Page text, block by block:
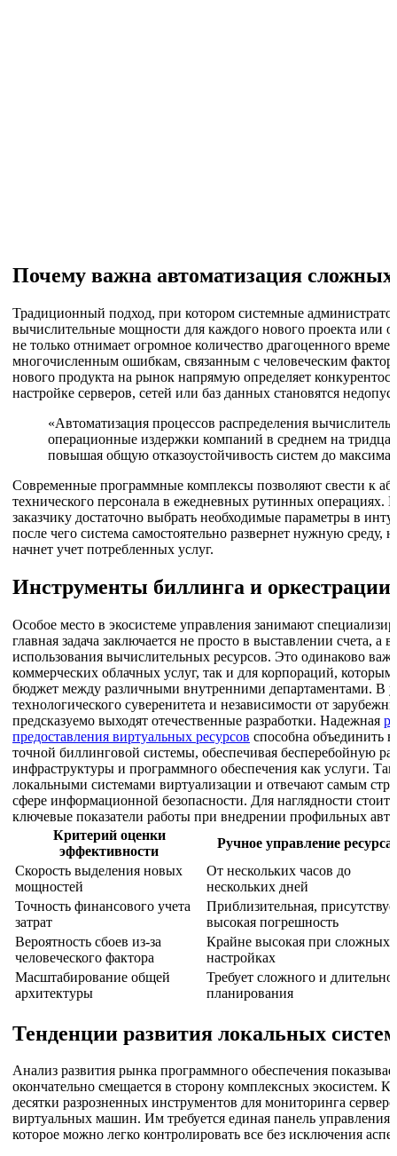
Почему важна автоматизация сложных
Традиционный подход, при котором системные
вычислительные мощности для каждого нового проекта или
не только отнимает огромное количество драгоценного
многочисленным ошибкам, связанным с человеческим
нового продукта на рынок напрямую определяет
настройке серверов, сетей или баз данных становятся
«Автоматизация процессов распределения
операционные издержки компаний в среднем на
повышая общую отказоустойчивость систем до
Современные программные комплексы позволяют свести к
технического персонала в ежедневных рутинных операциях.
заказчику достаточно выбрать необходимые параметры в
после чего система самостоятельно развернет нужную среду,
начнет учет потребленных услуг.
Инструменты биллинга и
Особое место в экосистеме управления занимают
главная задача заключается не просто в выставлении счета, а
использования вычислительных ресурсов. Это одинаково
коммерческих облачных услуг, так и для корпораций,
бюджет между различными внутренними департаментами. В
технологического суверенитета и независимости от
предсказуемо выходят отечественные разработки. Надежная
предоставления виртуальных ресурсов способна объединить
точной биллинговой системы, обеспечивая бесперебойную
инфраструктуры и программного обеспечения как услуги.
локальными системами виртуализации и отвечают самым
сфере информационной безопасности. Для наглядности стоит
ключевые показатели работы при внедрении профильных
Критерий оценки
эффективности
Ручное управление
Скорость выделения новых
мощностей
От нескольких часов до
нескольких дней
Точность финансового учета
затрат
Приблизительная,
высокая погрешность
Вероятность сбоев из-за
человеческого фактора
Крайне высокая при сложных
настройках
Масштабирование общей
архитектуры
Требует сложного и
планирования
Тенденции развития локальных
Анализ развития рынка программного обеспечения
окончательно смещается в сторону комплексных экосистем.
десятки разрозненных инструментов для мониторинга
виртуальных машин. Им требуется единая панель
которое можно легко контролировать все без исключения